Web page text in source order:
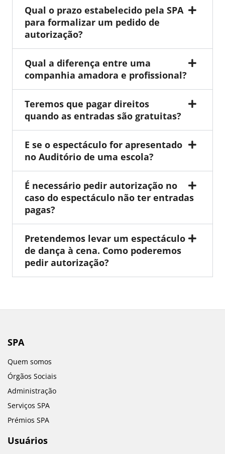
Qual o prazo estabelecido pela SPA
para formalizar um pedido de
autorização?
Qual a diferença entre uma
companhia amadora e profissional?
Teremos que pagar direitos
quando as entradas são gratuitas?
E se o espectáculo for apresentado
no Auditório de uma escola?
É necessário pedir autorização no
caso do espectáculo não ter entradas
pagas?
Pretendemos levar um espectáculo
de dança à cena. Como poderemos
pedir autorização?
SPA
Quem somos
Órgãos Sociais
Administração
Serviços SPA
Prémios SPA
Usuários